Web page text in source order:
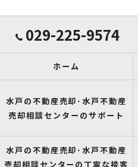
029-225-9574
ホーム
水戸の不動産売却･水戸不動産
売却相談センターのサポート
水戸の不動産売却･水戸不動産
売却相談センターの丁寧な接客